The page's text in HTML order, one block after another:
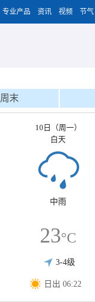
专业产品 资讯 视频 节气
周末
10日（周一）
白天
中雨
23°C
3-4级
日出 06:22